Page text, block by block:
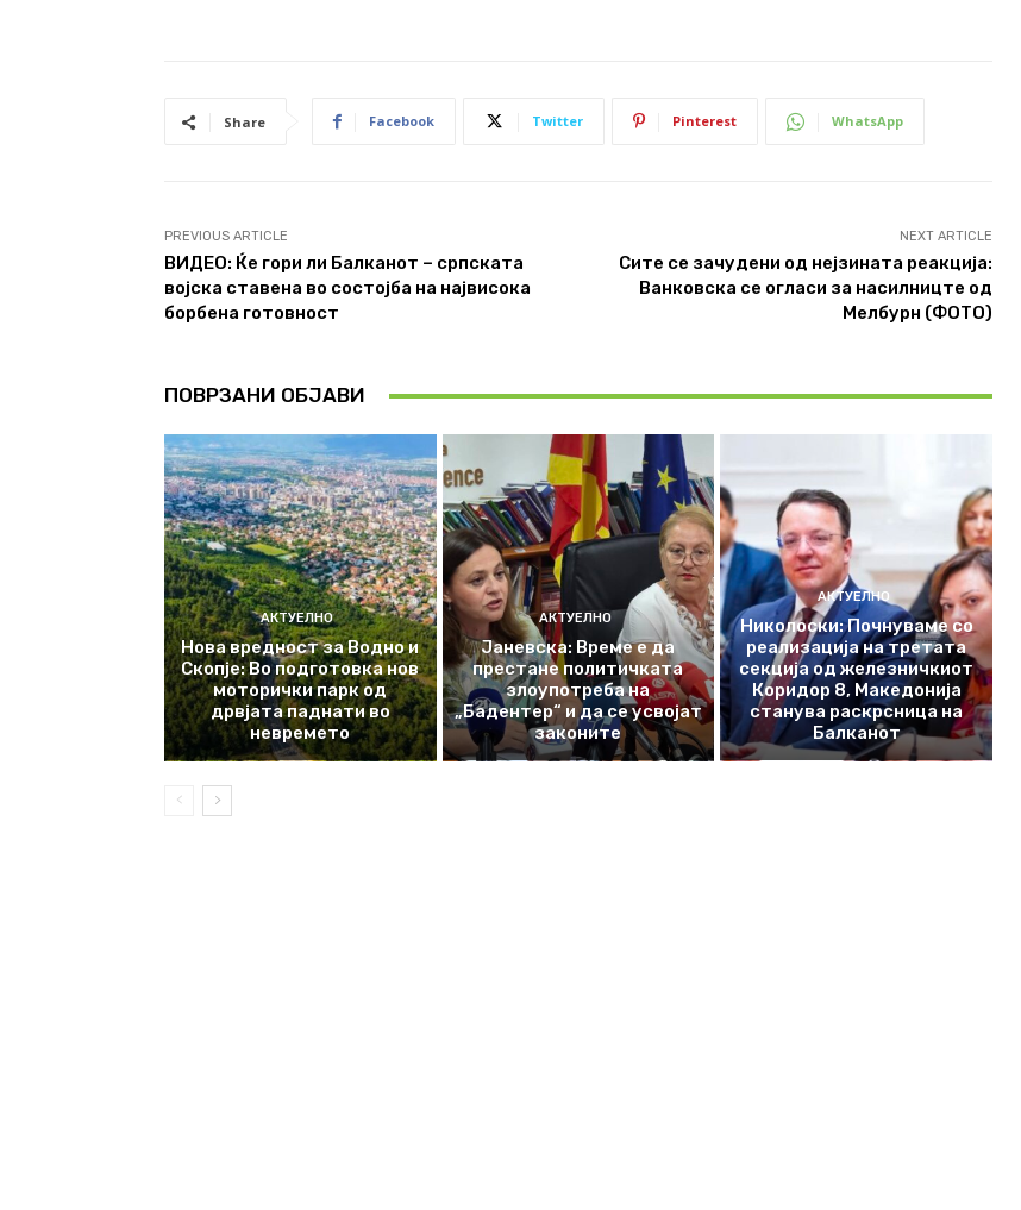
Share Facebook Twitter Pinterest WhatsApp
PREVIOUS ARTICLE
ВИДЕО: Ќе гори ли Балканот – српската
војска ставена во состојба на највисока
борбена готовност
NEXT ARTICLE
Сите се зачудени од нејзината реакција:
Ванковска се огласи за насилницте од
Мелбурн (ФОТО)
ПОВРЗАНИ ОБЈАВИ
АКТУЕЛНО
Нова вредност за Водно и
Скопје: Во подготовка нов
моторички парк од
дрвјата паднати во
невремето
АКТУЕЛНО
Јаневска: Време е да
престане политичката
злоупотреба на
„Бадентер“ и да се усвојат
законите
АКТУЕЛНО
Николоски: Почнуваме со
реализација на третата
секција од железничкиот
Коридор 8, Македонија
станува раскрсница на
Балканот